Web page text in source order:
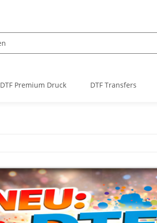
DTF Premium Druck DTF Transfers